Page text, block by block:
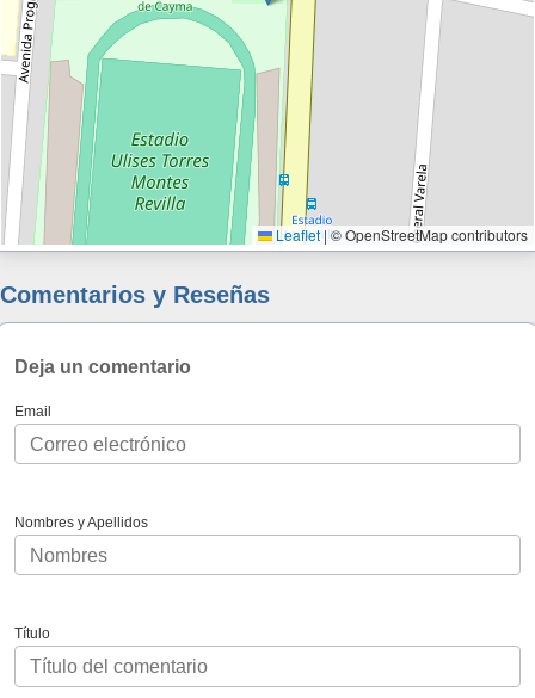
Leaflet |© OpenStreetMap contributors
Comentarios y Reseñas
Deja un comentario
Email
Nombres y Apellidos
Título